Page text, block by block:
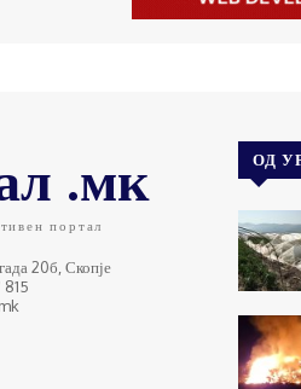
.мк
портал
20б, Скопје
815
ОД